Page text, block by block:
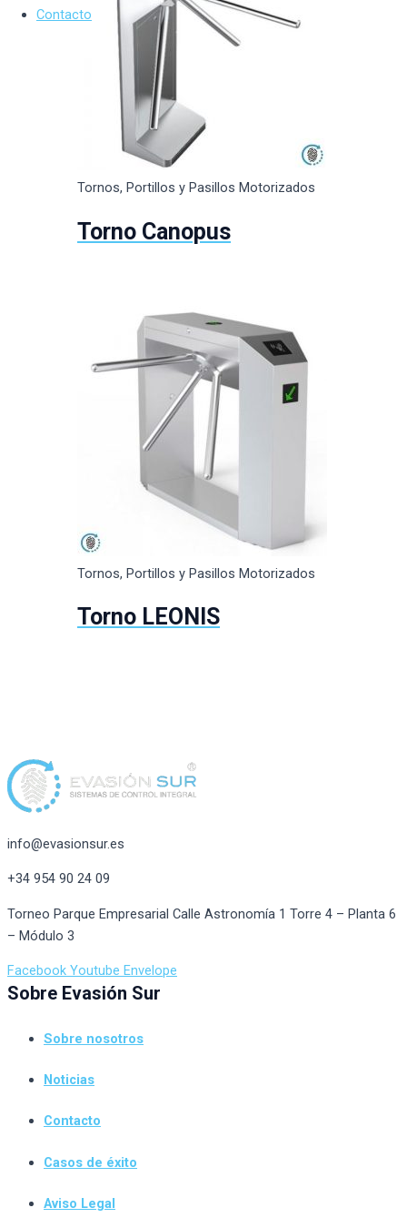
Contacto
Tornos, Portillos y Pasillos Motorizados
Torno Canopus
Tornos, Portillos y Pasillos Motorizados
Torno LEONIS
info@evasionsur.es
+34 954 90 24 09
Torneo Parque Empresarial Calle Astronomía 1 Torre 4 – Planta 6
– Módulo 3
Facebook Youtube Envelope
Sobre Evasión Sur
Sobre nosotros
Noticias
Contacto
Casos de éxito
Aviso Legal